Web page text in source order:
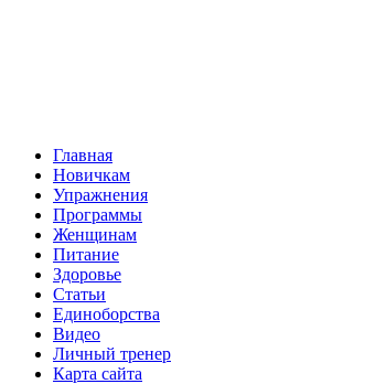
Главная
Новичкам
Упражнения
Программы
Женщинам
Питание
Здоровье
Статьи
Единоборства
Видео
Личный тренер
Карта сайта